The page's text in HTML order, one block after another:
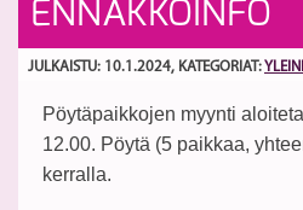
ENNAKKOINFO
JULKAISTU: 10.1.2024, KATEGORIAT:
Pöytäpaikkojen myynti
12.00. Pöytä (5 paikkaa,
kerralla.